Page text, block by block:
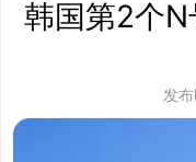
韩国第2个N
发